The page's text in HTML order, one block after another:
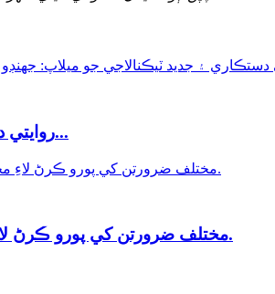
روايتي دستڪاري جو ميلاپ هڪ...
مختلف ضرورتن کي پورو ڪرڻ لاءِ مختلف قسم جا جهنڊا.